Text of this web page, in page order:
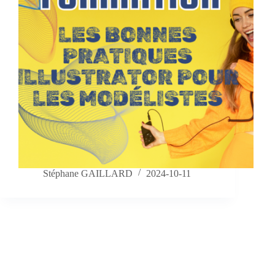
Stéphane GAILLARD 2024-10-11